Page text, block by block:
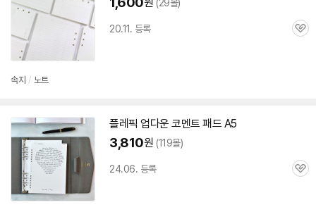
(29몰)
20.11. 등록
관
속지 / 노트
플레픽 업다운 코멘트 패드 A5
3,810원 (119몰)
24.06. 등록
관